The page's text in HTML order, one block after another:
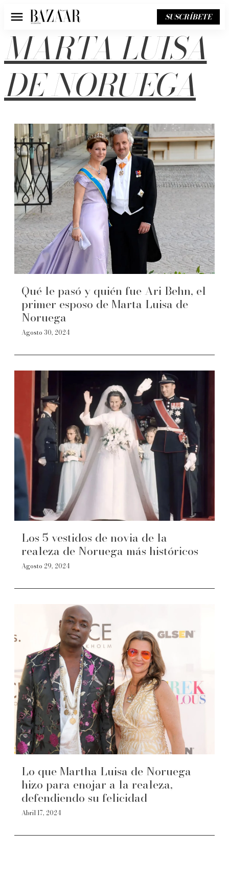
Menú SUSCRÍBETE
MARTA LUISA
DE NORUEGA
Qué le pasó y quién fue Ari Behn, el
primer esposo de Marta Luisa de
Noruega
Agosto 30, 2024
Los 5 vestidos de novia de la
realeza de Noruega más históricos
Agosto 29, 2024
Lo que Martha Luisa de Noruega
hizo para enojar a la realeza,
defendiendo su felicidad
Abril 17, 2024